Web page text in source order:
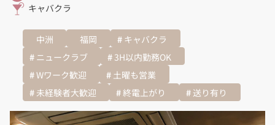
キャバクラ
中洲 福岡
キャバクラ
ニュークラブ
3H以内勤務OK
Wワーク歓迎
土曜も営業
未経験者大歓迎
終電上がり 送り有り